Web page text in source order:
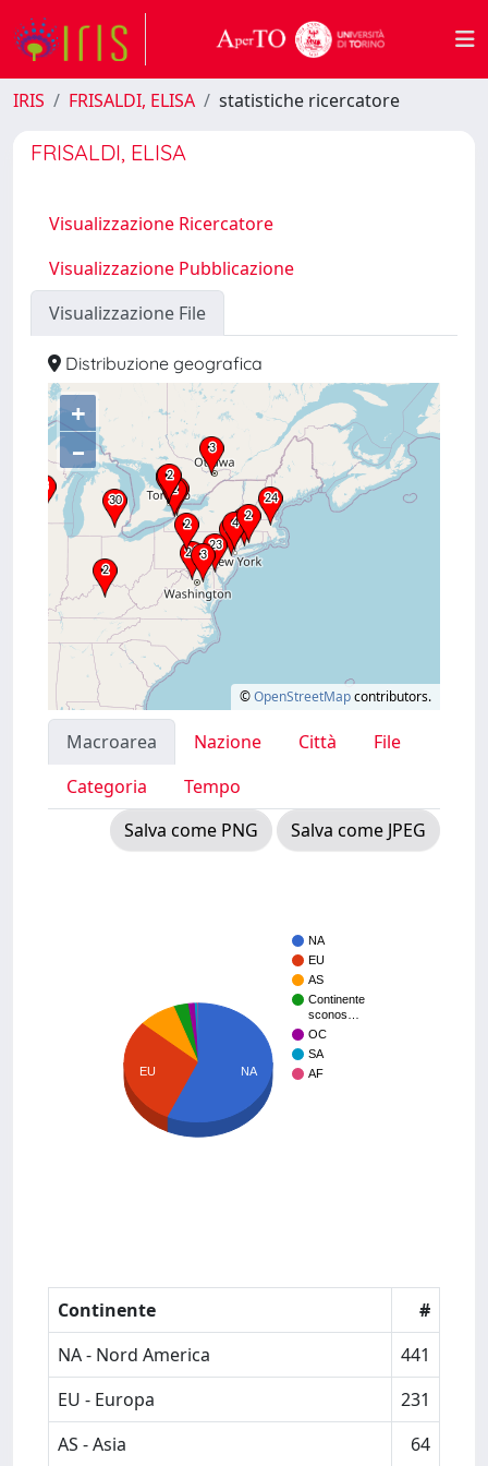
IRIS FRISALDI, ELISA statistiche ricercatore
FRISALDI, ELISA
Visualizzazione Ricercatore
Visualizzazione Pubblicazione
Visualizzazione File
Distribuzione geografica
+
–
©OpenStreetMapcontributors.
Macroarea Nazione Città
File
Categoria
Tempo
Salva come PNG
Salva come JPEG
NA
EU
AS
Continente
sconos…
OC
SA
AF
EU NA
Continente
#
NA - Nord America
441
EU - Europa
231
AS - Asia
64